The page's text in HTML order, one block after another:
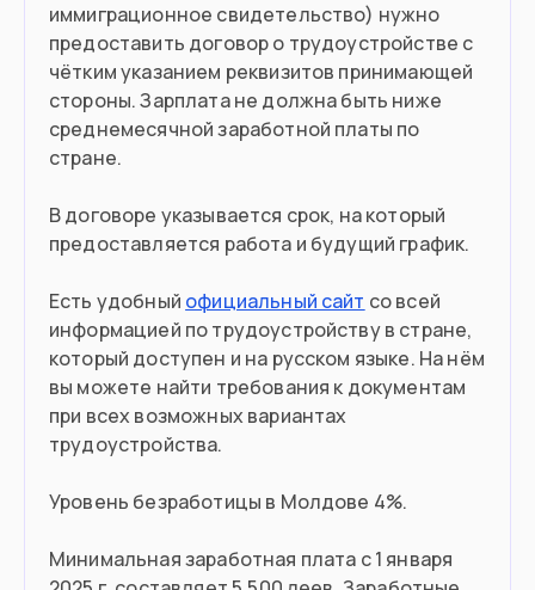
Хотите поступить в вуз
Можете инвестировать от €100,000
Въезд в страну
Документ Загранпаспорт
иммиграционное свидетельство) нужно
предоставить договор о трудоустройстве с
чётким указанием реквизитов принимающей
стороны. Зарплата не должна быть ниже
среднемесячной заработной платы по
стране.
В договоре указывается срок, на который
предоставляется работа и будущий график.
Есть удобный официальный сайт со всей
информацией по трудоустройству в стране,
который доступен и на русском языке. На нём
вы можете найти требования к документам
при всех возможных вариантах
трудоустройства.
Уровень безработицы в Молдове 4%.
Минимальная заработная плата с 1 января